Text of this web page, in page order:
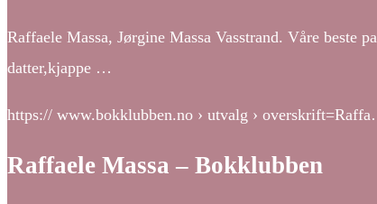
Raffaele Massa, Jørgine Massa Vasstrand. Våre
datter,kjappe …
https:// www.bokklubben.no › utvalg ›
Raffaele Massa – Bokklubben